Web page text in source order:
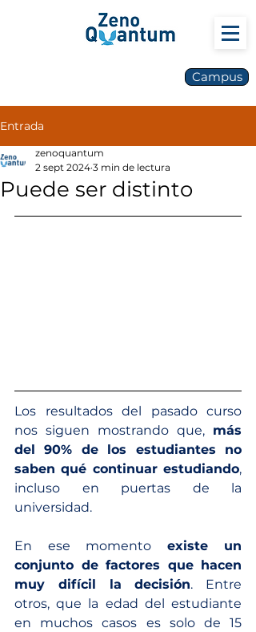
Campus
Entrada
Puede ser distinto
zenoquantum
2 sept 2024 3 min de lectura
Los resultados del pasado curso
nos siguen mostrando que, más
del 90% de los estudiantes no
saben qué continuar estudiando,
incluso en puertas de la
universidad.
En ese momento existe un
conjunto de factores que hacen
muy difícil la decisión. Entre
otros, que la edad del estudiante
en muchos casos es solo de 15